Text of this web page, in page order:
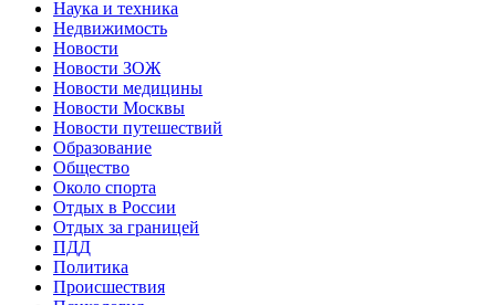
Наука и техника
Недвижимость
Новости
Новости ЗОЖ
Новости медицины
Новости Москвы
Новости путешествий
Образование
Общество
Около спорта
Отдых в России
Отдых за границей
ПДД
Политика
Происшествия